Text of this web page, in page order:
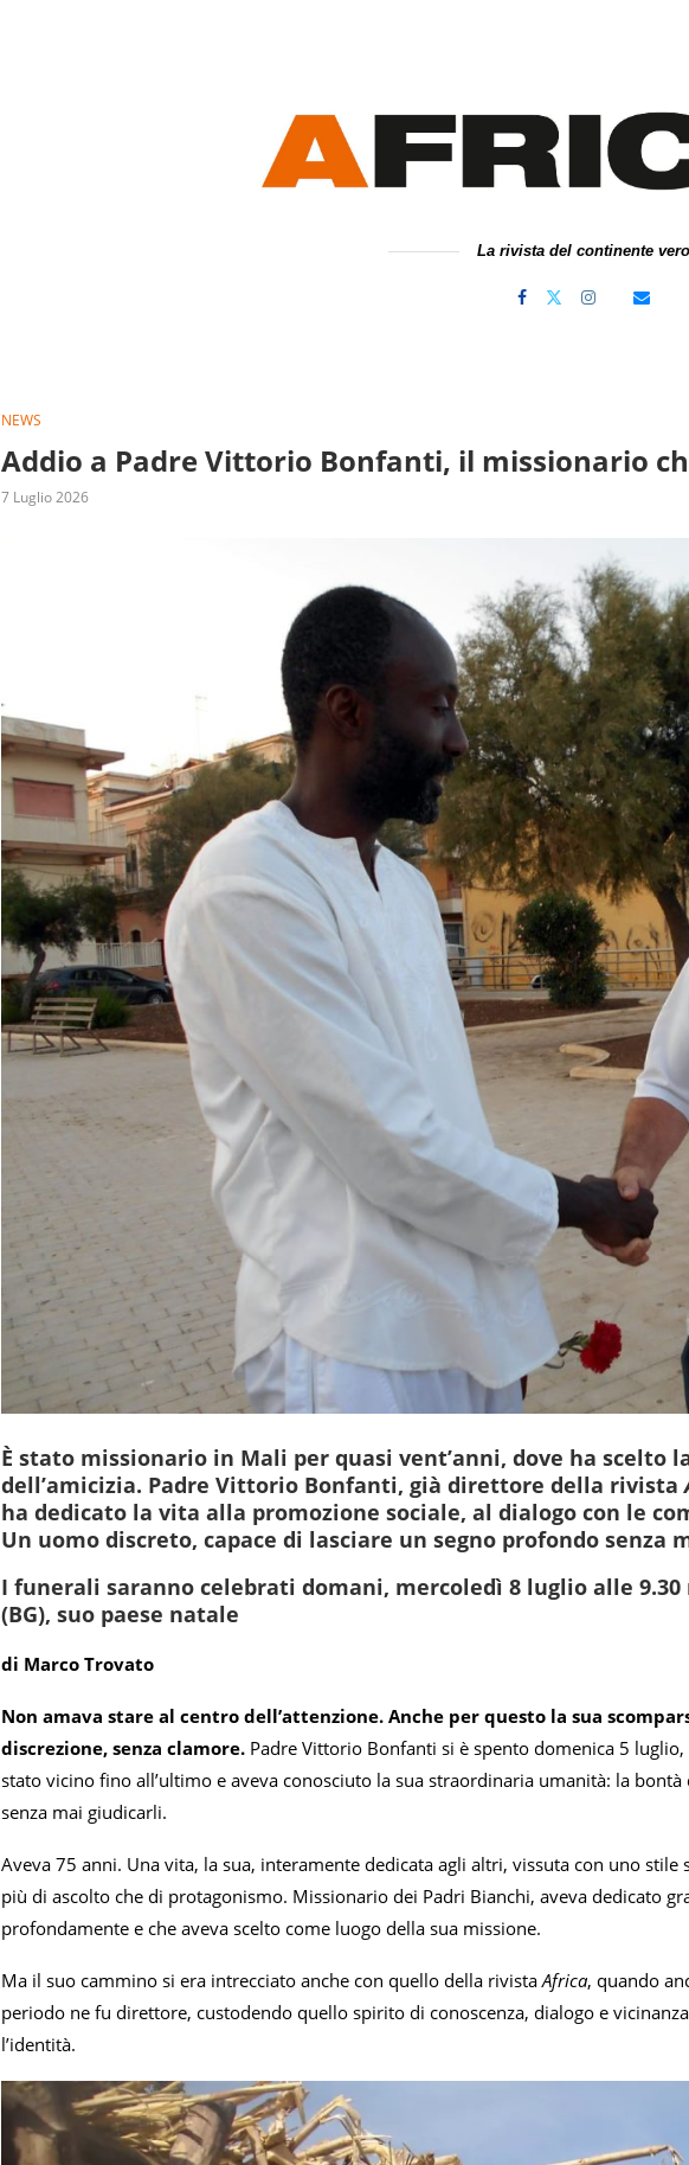
La rivista del continente vero
NEWS
Addio a Padre Vittorio Bonfanti, il missionario
7 Luglio 2026
È stato missionario in Mali per quasi vent’anni, dove ha scelto
dell’amicizia. Padre Vittorio Bonfanti, già direttore della rivista
ha dedicato la vita alla promozione sociale, al dialogo con le
Un uomo discreto, capace di lasciare un segno profondo senza
I funerali saranno celebrati domani, mercoledì 8 luglio alle 9.30
(BG), suo paese natale
di Marco Trovato
Non amava stare al centro dell’attenzione. Anche per questo la sua
discrezione, senza clamore. Padre Vittorio Bonfanti si è spento domenica 5
stato vicino fino all’ultimo e aveva conosciuto la sua straordinaria umanità: la
senza mai giudicarli.
Aveva 75 anni. Una vita, la sua, interamente dedicata agli altri, vissuta con uno
più di ascolto che di protagonismo. Missionario dei Padri Bianchi, aveva dedicato
profondamente e che aveva scelto come luogo della sua missione.
Ma il suo cammino si era intrecciato anche con quello della rivistaAfrica, quando
periodo ne fu direttore, custodendo quello spirito di conoscenza, dialogo e
l’identità.